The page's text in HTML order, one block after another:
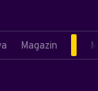
Magazin